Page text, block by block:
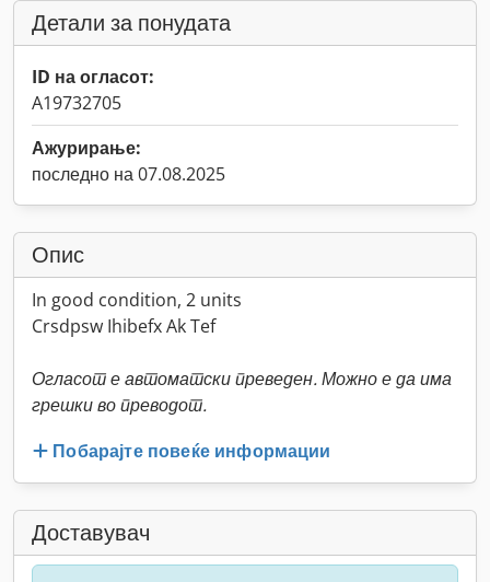
Детали за понудата
ID на огласот:
A19732705
Ажурирање:
последно на 07.08.2025
Опис
In good condition, 2 units
Crsdpsw Ihibefx Ak Tef
Огласот е автоматски преведен. Можно е да има
грешки во преводот.
Побарајте повеќе информации
Доставувач